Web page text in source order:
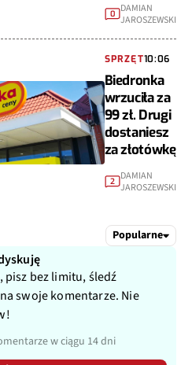
0
DAMIAN
JAROSZEWSKI
SPRZĘT10:06
Biedronka
wrzuciła za
99 zł. Drugi
dostaniesz
za złotówkę
2 DAMIAN
JAROSZEWSKI
Popularne
pisz bez limitu, śledź
swoje komentarze. Nie
w ciągu 14 dni